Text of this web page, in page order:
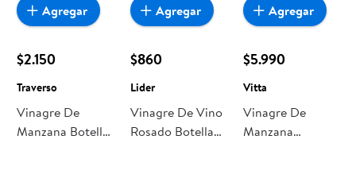
$2.150
Traverso
Vinagre De
Manzana Botella
Agregar
$860
Lider
Vinagre De Vino
Rosado Botella
Agregar
$5.990
Vitta
Vinagre De
Manzana
Agregar